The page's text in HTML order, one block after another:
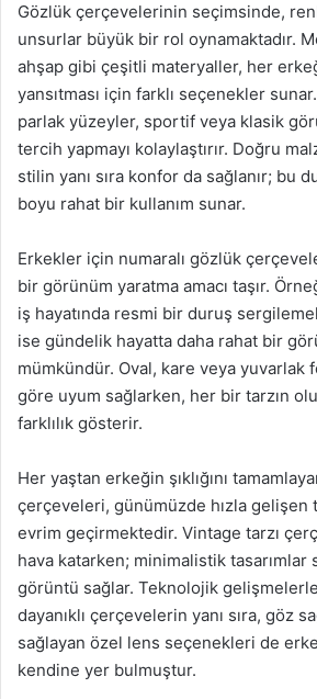
Gözlük çerçevelerinin seçimsinde,
unsurlar büyük bir rol oynamaktadır.
ahşap gibi çeşitli materyaller, her
yansıtması için farklı seçenekler
parlak yüzeyler, sportif veya klasik
tercih yapmayı kolaylaştırır. Doğru
stilin yanı sıra konfor da sağlanır; bu
boyu rahat bir kullanım sunar.
Erkekler için numaralı gözlük
bir görünüm yaratma amacı taşır.
iş hayatında resmi bir duruş
ise gündelik hayatta daha rahat bir
mümkündür. Oval, kare veya yuvarlak
göre uyum sağlarken, her bir tarzın
farklılık gösterir.
Her yaştan erkeğin şıklığını
çerçeveleri, günümüzde hızla gelişen
evrim geçirmektedir. Vintage tarzı
hava katarken; minimalistik tasarımlar
görüntü sağlar. Teknolojik
dayanıklı çerçevelerin yanı sıra, göz
sağlayan özel lens seçenekleri de
kendine yer bulmuştur.